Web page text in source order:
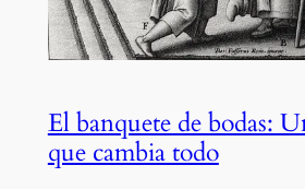
El banquete de bodas:
que cambia todo